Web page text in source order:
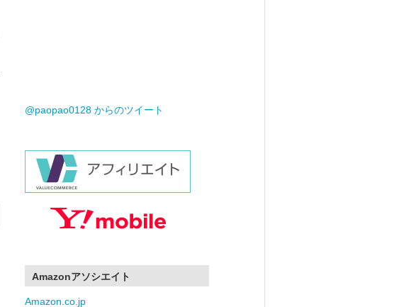
@paopao0128 からのツイート
Amazonアソシエイト
Amazon.co.jp